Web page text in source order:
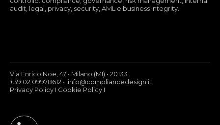
audit, legal, privacy, security, AML e business integrity.
Via Enrico Noe, 47 • Milano (MI) • 20133
+39 02 09978612 • info@compliancedesign.it
Privacy Policy I Cookie Policy I